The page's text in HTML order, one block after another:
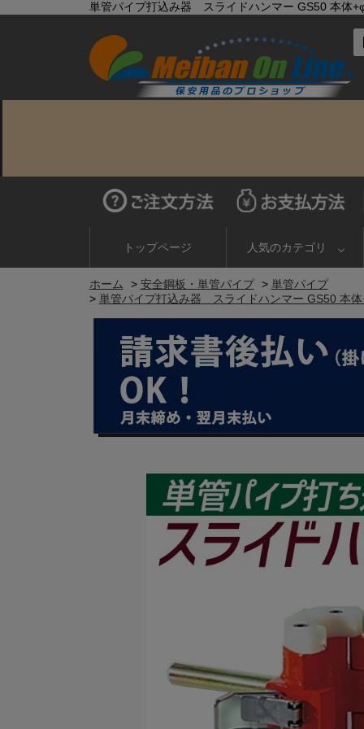
単管パイプ打込み器 スライドハンマー GS50 本体
トップページ 人気のカテゴリ
ホーム > 安全鋼板・単管パイプ > 単管パイプ
> 単管パイプ打込み器 スライドハンマー GS50 本